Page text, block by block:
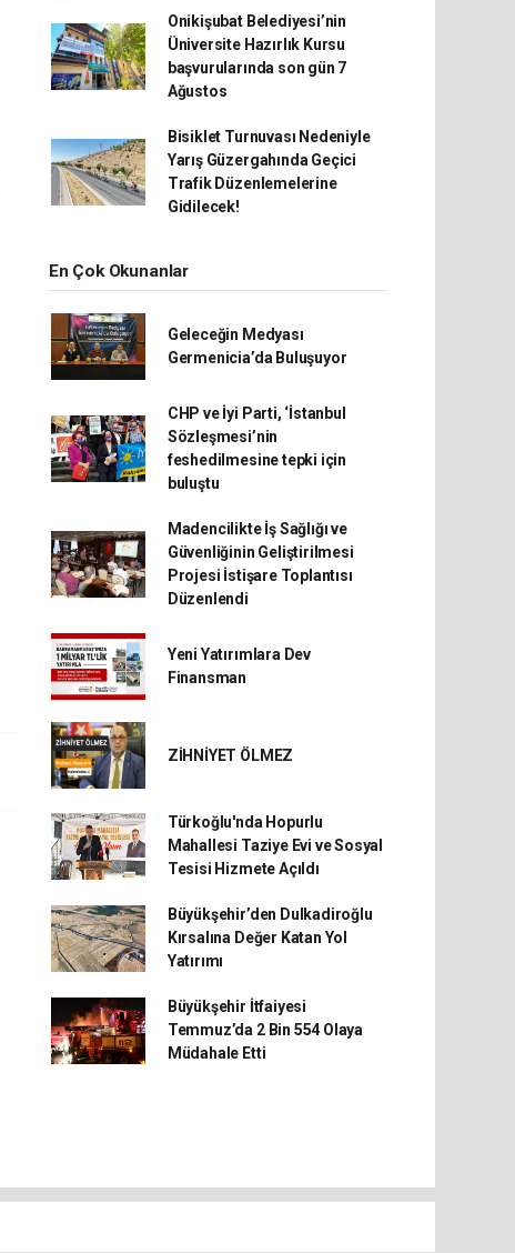
Onikişubat Belediyesi’nin
Üniversite Hazırlık Kursu
başvurularında son gün 7
Ağustos
Bisiklet Turnuvası Nedeniyle
Yarış Güzergahında Geçici
Trafik Düzenlemelerine
Gidilecek!
En Çok Okunanlar
Geleceğin Medyası
Germenicia’da Buluşuyor
CHP ve İyi Parti, ‘İstanbul
Sözleşmesi’nin
feshedilmesine tepki için
buluştu
Madencilikte İş Sağlığı ve
Güvenliğinin Geliştirilmesi
Projesi İstişare Toplantısı
Düzenlendi
Yeni Yatırımlara Dev
Finansman
ZİHNİYET ÖLMEZ
Türkoğlu'nda Hopurlu
Mahallesi Taziye Evi ve Sosyal
Tesisi Hizmete Açıldı
Büyükşehir’den Dulkadiroğlu
Kırsalına Değer Katan Yol
Yatırımı
Büyükşehir İtfaiyesi
Temmuz’da 2 Bin 554 Olaya
Müdahale Etti